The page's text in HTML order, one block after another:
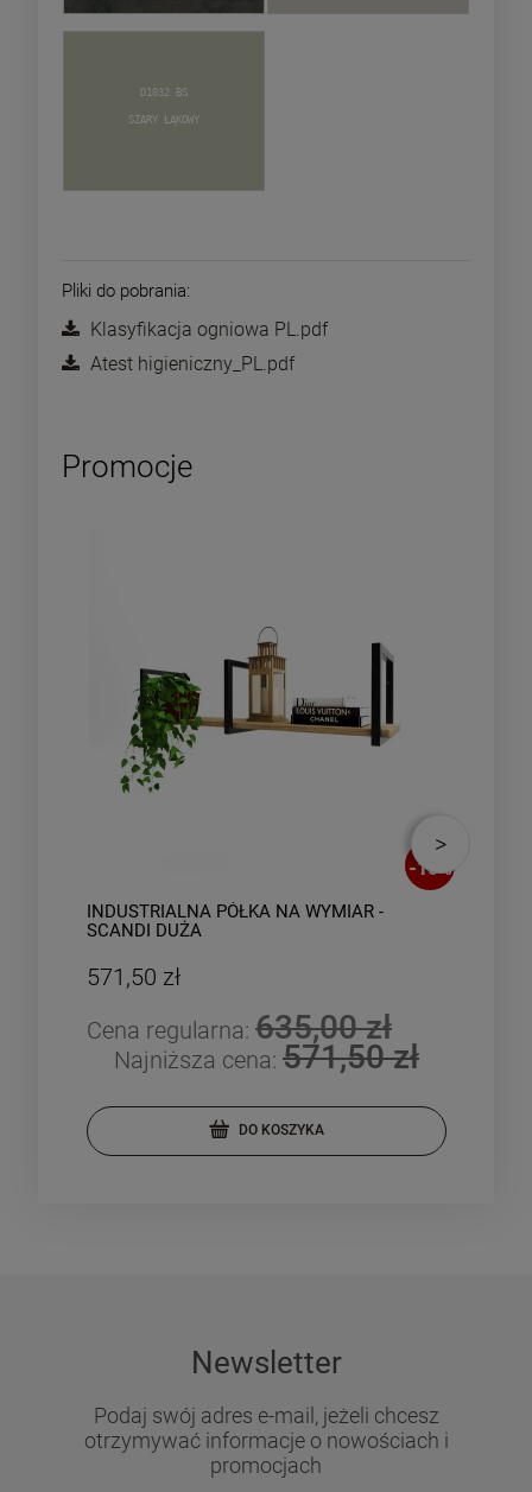
Szary Łąkowy
D1032 BS
Pliki do pobrania:
Klasyfikacja ogniowa PL.pdf
Atest higieniczny_PL.pdf
Promocje
-10%
INDUSTRIALNA PÓŁKA NA WYMIAR -
SCANDI DUŻA
571,50 zł
Cena regularna: 635,00 zł
Najniższa cena: 571,50 zł
DO KOSZYKA
Newsletter
Podaj swój adres e-mail, jeżeli chcesz
otrzymywać informacje o nowościach i
promocjach